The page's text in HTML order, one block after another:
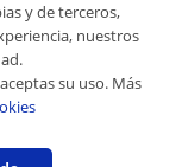
y de terceros,
nuestros
su uso. Más